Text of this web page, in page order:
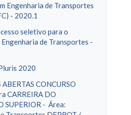
Engenharia de Transportes
- 2020.1
seletivo para o
de Transportes -
2020
ABERTAS CONCURSO
CARREIRA DO
SUPERIOR - Área: